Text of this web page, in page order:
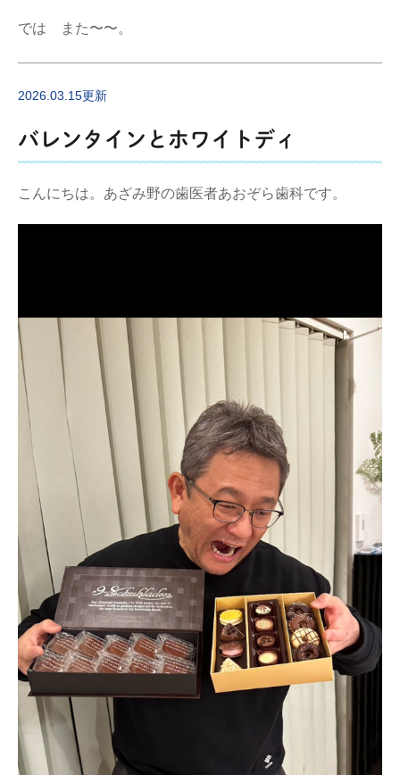
では また〜〜。
2026.03.15更新
バレンタインとホワイトディ
こんにちは。あざみ野の歯医者あおぞら歯科です。